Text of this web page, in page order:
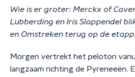
Wie is er groter: Merckx of
Lubberding en Iris Slappendel
en Omstreken terug op de
Morgen vertrekt het peloton
langzaam richting de Pyreneeën.